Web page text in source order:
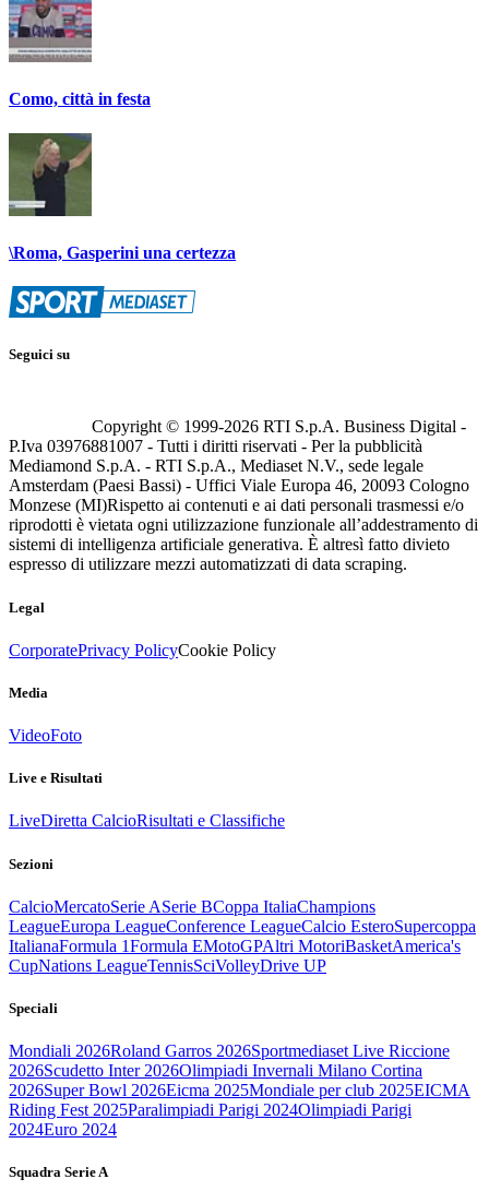
Como, città in festa
\Roma, Gasperini una certezza
Seguici su
Copyright © 1999-2026 RTI S.p.A. Business Digital -
P.Iva 03976881007 - Tutti i diritti riservati - Per la pubblicità
Mediamond S.p.A. - RTI S.p.A., Mediaset N.V., sede legale
Amsterdam (Paesi Bassi) - Uffici Viale Europa 46, 20093 Cologno
Monzese (MI)Rispetto ai contenuti e ai dati personali trasmessi e/o
riprodotti è vietata ogni utilizzazione funzionale all’addestramento di
sistemi di intelligenza artificiale generativa. È altresì fatto divieto
espresso di utilizzare mezzi automatizzati di data scraping.
Legal
CorporatePrivacy PolicyCookie Policy
Media
VideoFoto
Live e Risultati
LiveDiretta CalcioRisultati e Classifiche
Sezioni
CalcioMercatoSerie ASerie BCoppa ItaliaChampions
LeagueEuropa LeagueConference LeagueCalcio EsteroSupercoppa
ItalianaFormula 1Formula EMotoGPAltri MotoriBasketAmerica's
CupNations LeagueTennisSciVolleyDrive UP
Speciali
Mondiali 2026Roland Garros 2026Sportmediaset Live Riccione
2026Scudetto Inter 2026Olimpiadi Invernali Milano Cortina
2026Super Bowl 2026Eicma 2025Mondiale per club 2025EICMA
Riding Fest 2025Paralimpiadi Parigi 2024Olimpiadi Parigi
2024Euro 2024
Squadra Serie A